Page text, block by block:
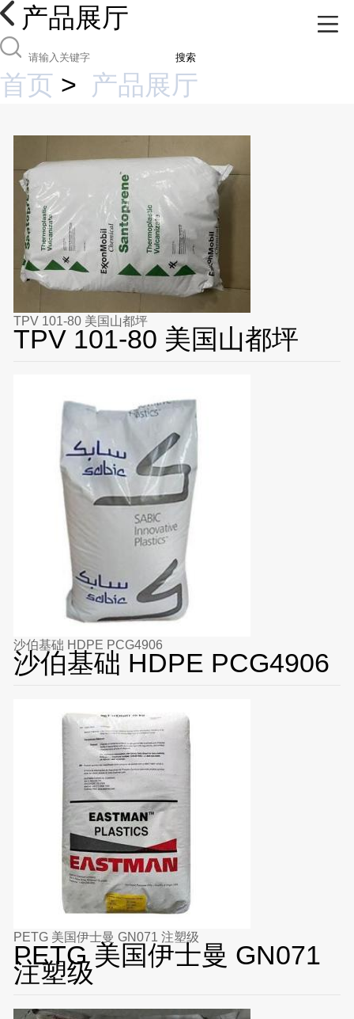
产品展厅
搜索
首页 > 产品展厅
TPV 101-80 美国山都坪
TPV 101-80 美国山都坪
沙伯基础 HDPE PCG4906
沙伯基础 HDPE PCG4906
PETG 美国伊士曼 GN071 注塑级
PETG 美国伊士曼 GN071
注塑级